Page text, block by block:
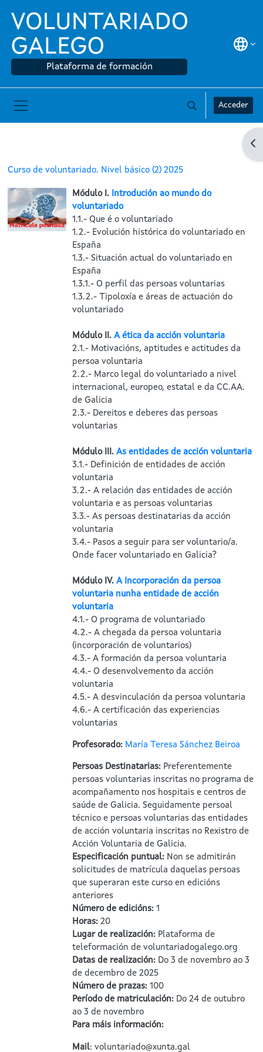
Plataforma de formación
Alternar a
Acceder
Curso de voluntariado. Nivel básico (2) 2025
Módulo I. Introdución ao mundo do
voluntariado
1.1.- Que é o voluntariado
1.2.- Evolución histórica do voluntariado en
España
1.3.- Situación actual do voluntariado en
España
1.3.1.- O perfil das persoas voluntarias
1.3.2.- Tipoloxía e áreas de actuación do
voluntariado
Módulo II. A ética da acción voluntaria
2.1.- Motivacións, aptitudes e actitudes da
persoa voluntaria
2.2.- Marco legal do voluntariado a nivel
internacional, europeo, estatal e da CC.AA.
de Galicia
2.3.- Dereitos e deberes das persoas
voluntarias
Módulo III. As entidades de acción voluntaria
3.1.- Definición de entidades de acción
voluntaria
3.2.- A relación das entidades de acción
voluntaria e as persoas voluntarias
3.3.- As persoas destinatarias da acción
voluntaria
3.4.- Pasos a seguir para ser voluntario/a.
Onde facer voluntariado en Galicia?
Módulo IV. A Incorporación da persoa
voluntaria nunha entidade de acción
voluntaria
4.1.- O programa de voluntariado
4.2.- A chegada da persoa voluntaria
(incorporación de voluntarios)
4.3.- A formación da persoa voluntaria
4.4.- O desenvolvemento da acción
voluntaria
4.5.- A desvinculación da persoa voluntaria
4.6.- A certificación das experiencias
voluntarias
Profesorado: María Teresa Sánchez Beiroa
Persoas Destinatarias: Preferentemente
persoas voluntarias inscritas no programa de
acompañamento nos hospitais e centros de
saúde de Galicia. Seguidamente persoal
técnico e persoas voluntarias das entidades
de acción voluntaria inscritas no Rexistro de
Acción Voluntaria de Galicia.
Especificación puntual: Non se admitirán
solicitudes de matrícula daquelas persoas
que superaran este curso en edicións
anteriores
Número de edicións: 1
Horas: 20
Lugar de realización: Plataforma de
teleformación de voluntariadogalego.org
Datas de realización: Do 3 de novembro ao 3
de decembro de 2025
Número de prazas: 100
Período de matriculación: Do 24 de outubro
ao 3 de novembro
Para máis información:
Mail: voluntariado@xunta.gal